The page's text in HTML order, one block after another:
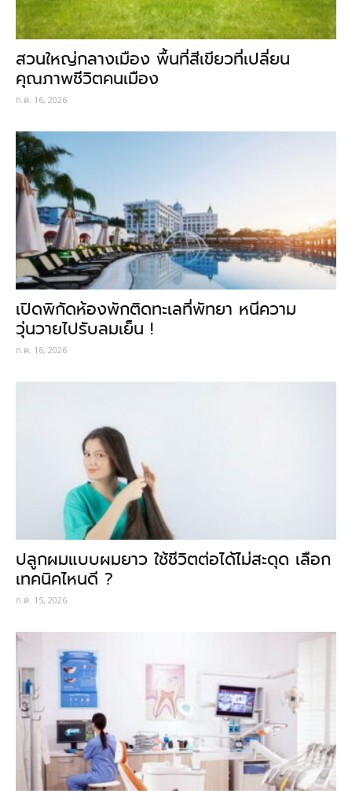
สวนใหญ่กลางเมือง พื้นที่สีเขียวที่เปลี่ยน
คุณภาพชีวิตคนเมือง
ก.ค. 16, 2026
เปิดพิกัดห้องพักติดทะเลที่พัทยา หนีความ
วุ่นวายไปรับลมเย็น !
ก.ค. 16, 2026
ปลูกผมแบบผมยาว ใช้ชีวิตต่อได้ไม่สะดุด เลือก
เทคนิคไหนดี ?
ก.ค. 15, 2026